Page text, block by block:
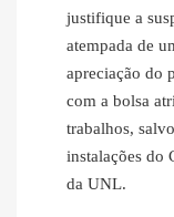
justifique a
atempada de
apreciação do
com a bolsa
trabalhos,
instalações do
da UNL.